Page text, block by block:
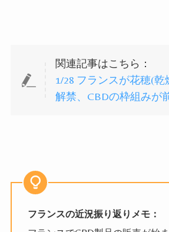
関連記事はこちら：
1/28 フランスが花穂(
解禁、CBDの枠組みが
フランスの近況振り返りメモ：